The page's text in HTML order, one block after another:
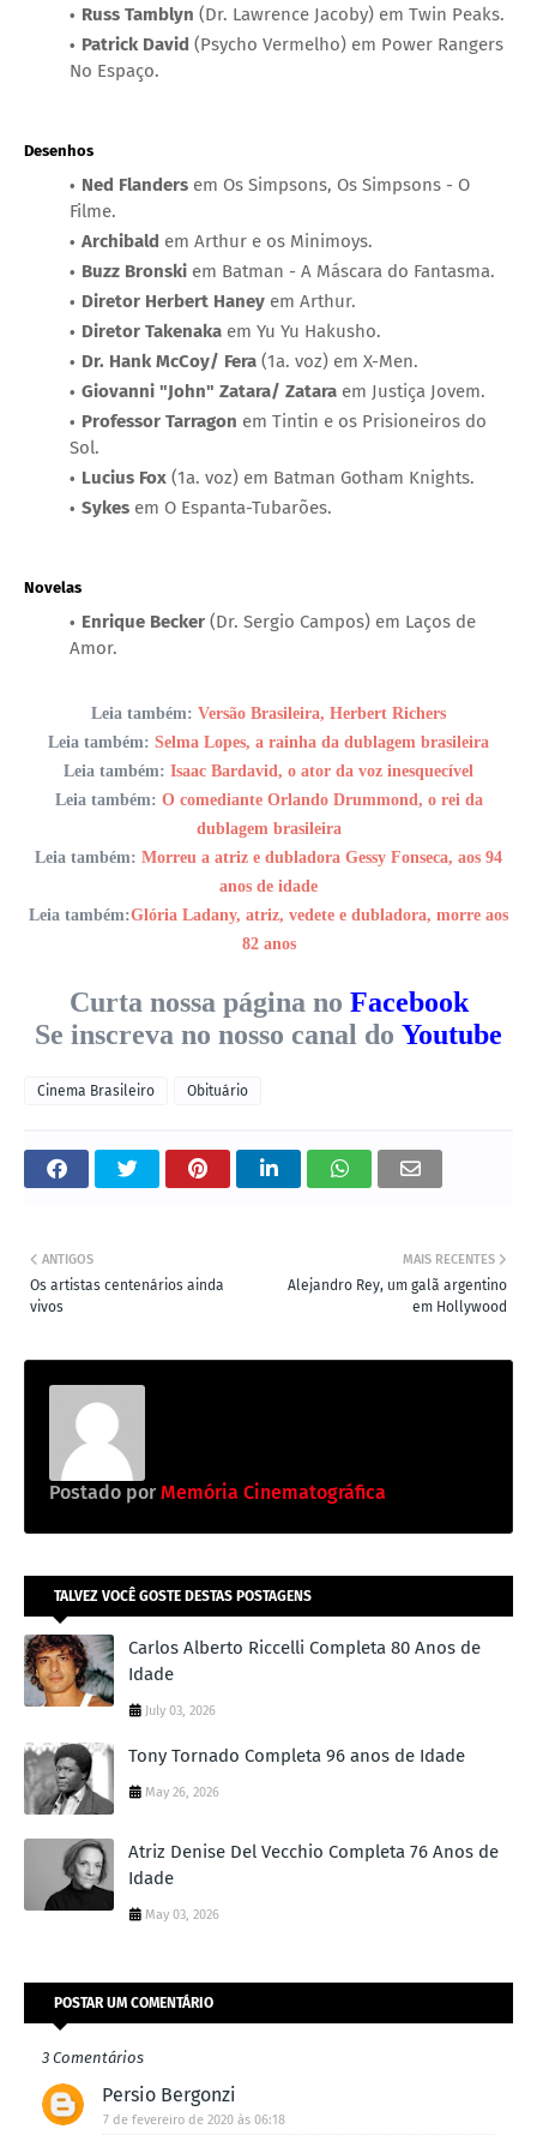
Russ Tamblyn (Dr. Lawrence Jacoby) em Twin Peaks.
Patrick David (Psycho Vermelho) em Power Rangers
No Espaço.
Desenhos
Ned Flanders em Os Simpsons, Os Simpsons - O
Filme.
Archibald em Arthur e os Minimoys.
Buzz Bronskiem Batman - A Máscara do Fantasma.
Diretor Herbert Haney em Arthur.
Diretor Takenakaem Yu Yu Hakusho.
Dr. Hank McCoy/ Fera(1a. voz) em X-Men.
Giovanni "John" Zatara/ Zatara em Justiça Jovem.
Professor Tarragon em Tintin e os Prisioneiros do
Sol.
Lucius Fox (1a. voz) em Batman Gotham Knights.
Sykes em O Espanta-Tubarões.
Novelas
Enrique Becker(Dr. Sergio Campos) em Laços de
Amor.
Leia também: Versão Brasileira, Herbert Richers
Leia também: Selma Lopes, a rainha da dublagem brasileira
Leia também: Isaac Bardavid, o ator da voz inesquecível
Leia também: O comediante Orlando Drummond, o rei da
dublagem brasileira
Leia também: Morreu a atriz e dubladora Gessy Fonseca, aos 94
anos de idade
Leia também:Glória Ladany, atriz, vedete e dubladora, morre aos
82 anos
Curta nossa página no Facebook
Se inscreva no nosso canal do Youtube
Cinema Brasileiro Obituário
MAIS RECENTES
Alejandro Rey, um galã argentino
em Hollywood
ANTIGOS
Os artistas centenários ainda
vivos
Postado por Memória Cinematográfica
TALVEZ VOCÊ GOSTE DESTAS POSTAGENS
Carlos Alberto Riccelli Completa 80 Anos de
Idade
July 03, 2026
Tony Tornado Completa 96 anos de Idade
May 26, 2026
Atriz Denise Del Vecchio Completa 76 Anos de
Idade
May 03, 2026
POSTAR UM COMENTÁRIO
3 Comentários
Persio Bergonzi
7 de fevereiro de 2020 às 06:18